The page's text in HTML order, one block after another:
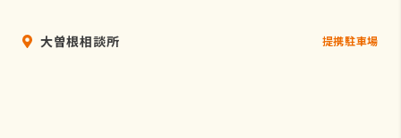
大曽根相談所 提携駐車場